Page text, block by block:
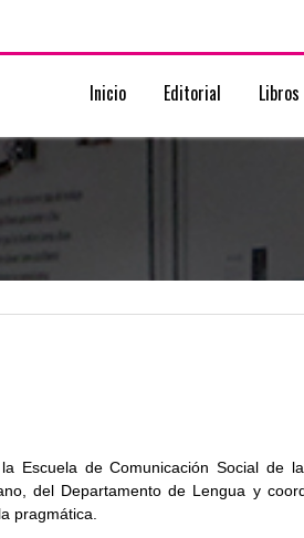
Inicio Editorial Libros
Escuela de Comunicación Social de
del Departamento de Lengua y
pragmática.